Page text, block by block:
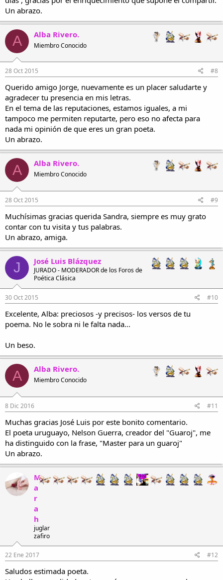
En un balcón de ensueño,
amarse para siempre,
Qué negro el horizonte!
en un balcón de ensueño,
de pena se desangra!
Alba Rivero.
Un abrazo.
A Alba Rivero.
Miembro Conocido
28 Oct 2015 #8
Querido amigo Jorge, nuevamente es un placer saludarte y
agradecer tu presencia en mis letras.
En el tema de las reputaciones, estamos iguales, a mi
tampoco me permiten reputarte, pero eso no afecta para
nada mi opinión de que eres un gran poeta.
Un abrazo.
A Alba Rivero.
Miembro Conocido
28 Oct 2015 #9
Muchísimas gracias querida Sandra, siempre es muy grato
contar con tu visita y tus palabras.
Un abrazo, amiga.
J José Luis Blázquez
JURADO - MODERADOR de los Foros de
Poética Clásica
30 Oct 2015 #10
Excelente, Alba: preciosos -y precisos- los versos de tu
poema. No le sobra ni le falta nada...
Un beso.
A Alba Rivero.
Miembro Conocido
8 Dic 2016 #11
Muchas gracias José Luis por este bonito comentario.
El poeta uruguayo, Nelson Guerra, creador del "Guaroj", me
ha distinguido con la frase, "Master para un guaroj"
Un abrazo.
M
a
r
a
h
juglar
zafiro
22 Ene 2017 #12
Saludos estimada poeta.